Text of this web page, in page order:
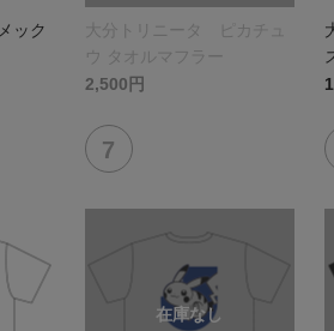
ック
大分トリニータ ピカチュ
ウ タオルマフラー
2,500円